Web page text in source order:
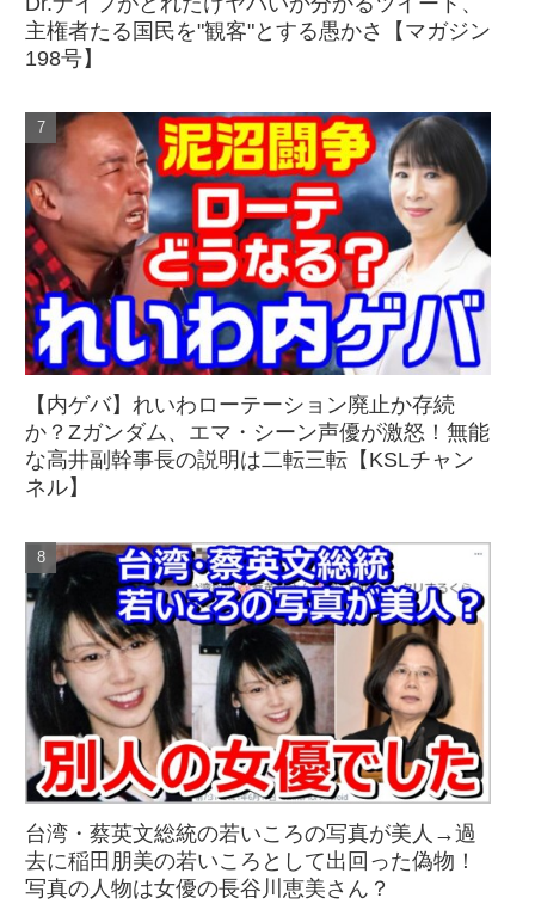
主権者たる国民を"観客"とする愚かさ【マガジン
198号】
【内ゲバ】れいわローテーション廃止か存続
か？Zガンダム、エマ・シーン声優が激怒！無能
な高井副幹事長の説明は二転三転【KSLチャン
ネル】
台湾・蔡英文総統の若いころの写真が美人→過
去に稲田朋美の若いころとして出回った偽物！
写真の人物は女優の長谷川恵美さん？